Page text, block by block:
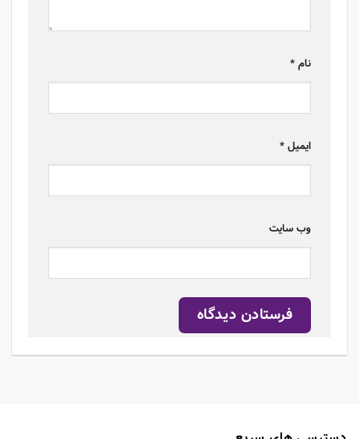
نام *
ایمیل *
وب‌ سایت